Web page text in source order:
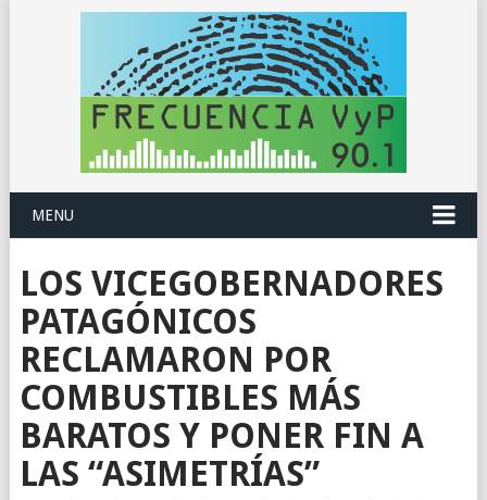
MENU
LOS VICEGOBERNADORES
PATAGÓNICOS
RECLAMARON POR
COMBUSTIBLES MÁS
BARATOS Y PONER FIN A
LAS “ASIMETRÍAS”